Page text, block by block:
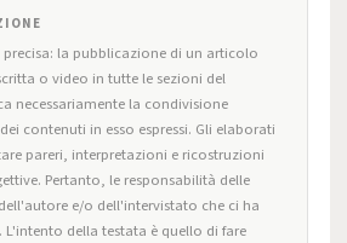
precisa: la pubblicazione di un articolo
o video in tutte le sezioni del
necessariamente la condivisione
contenuti in esso espressi. Gli elaborati
pareri, interpretazioni e ricostruzioni
Pertanto, le responsabilità delle
e/o dell'intervistato che ci ha
della testata è quello di fare